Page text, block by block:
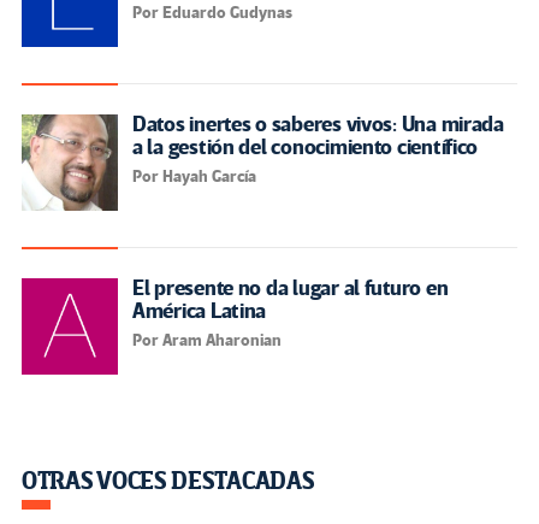
Por Eduardo Gudynas
Datos inertes o saberes vivos: Una mirada
a la gestión del conocimiento científico
Por Hayah García
El presente no da lugar al futuro en
América Latina
Por Aram Aharonian
OTRAS VOCES DESTACADAS